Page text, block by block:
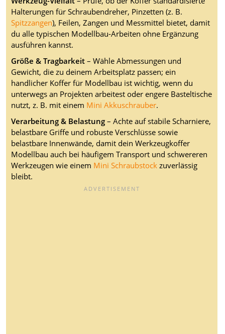
Halterungen für Schraubendreher, Pinzetten (z. B.
Spitzzangen), Feilen, Zangen und Messmittel bietet, damit
du alle typischen Modellbau-Arbeiten ohne Ergänzung
ausführen kannst.
Größe & Tragbarkeit– Wähle Abmessungen und
Gewicht, die zu deinem Arbeitsplatz passen; ein
handlicher Koffer für Modellbau ist wichtig, wenn du
unterwegs an Projekten arbeitest oder engere Basteltische
nutzt, z. B. mit einem Mini Akkuschrauber.
Verarbeitung & Belastung– Achte auf stabile Scharniere,
belastbare Griffe und robuste Verschlüsse sowie
belastbare Innenwände, damit dein Werkzeugkoffer
Modellbau auch bei häufigem Transport und schwereren
Werkzeugen wie einem Mini Schraubstockzuverlässig
bleibt.